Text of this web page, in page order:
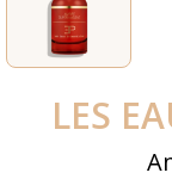
LES